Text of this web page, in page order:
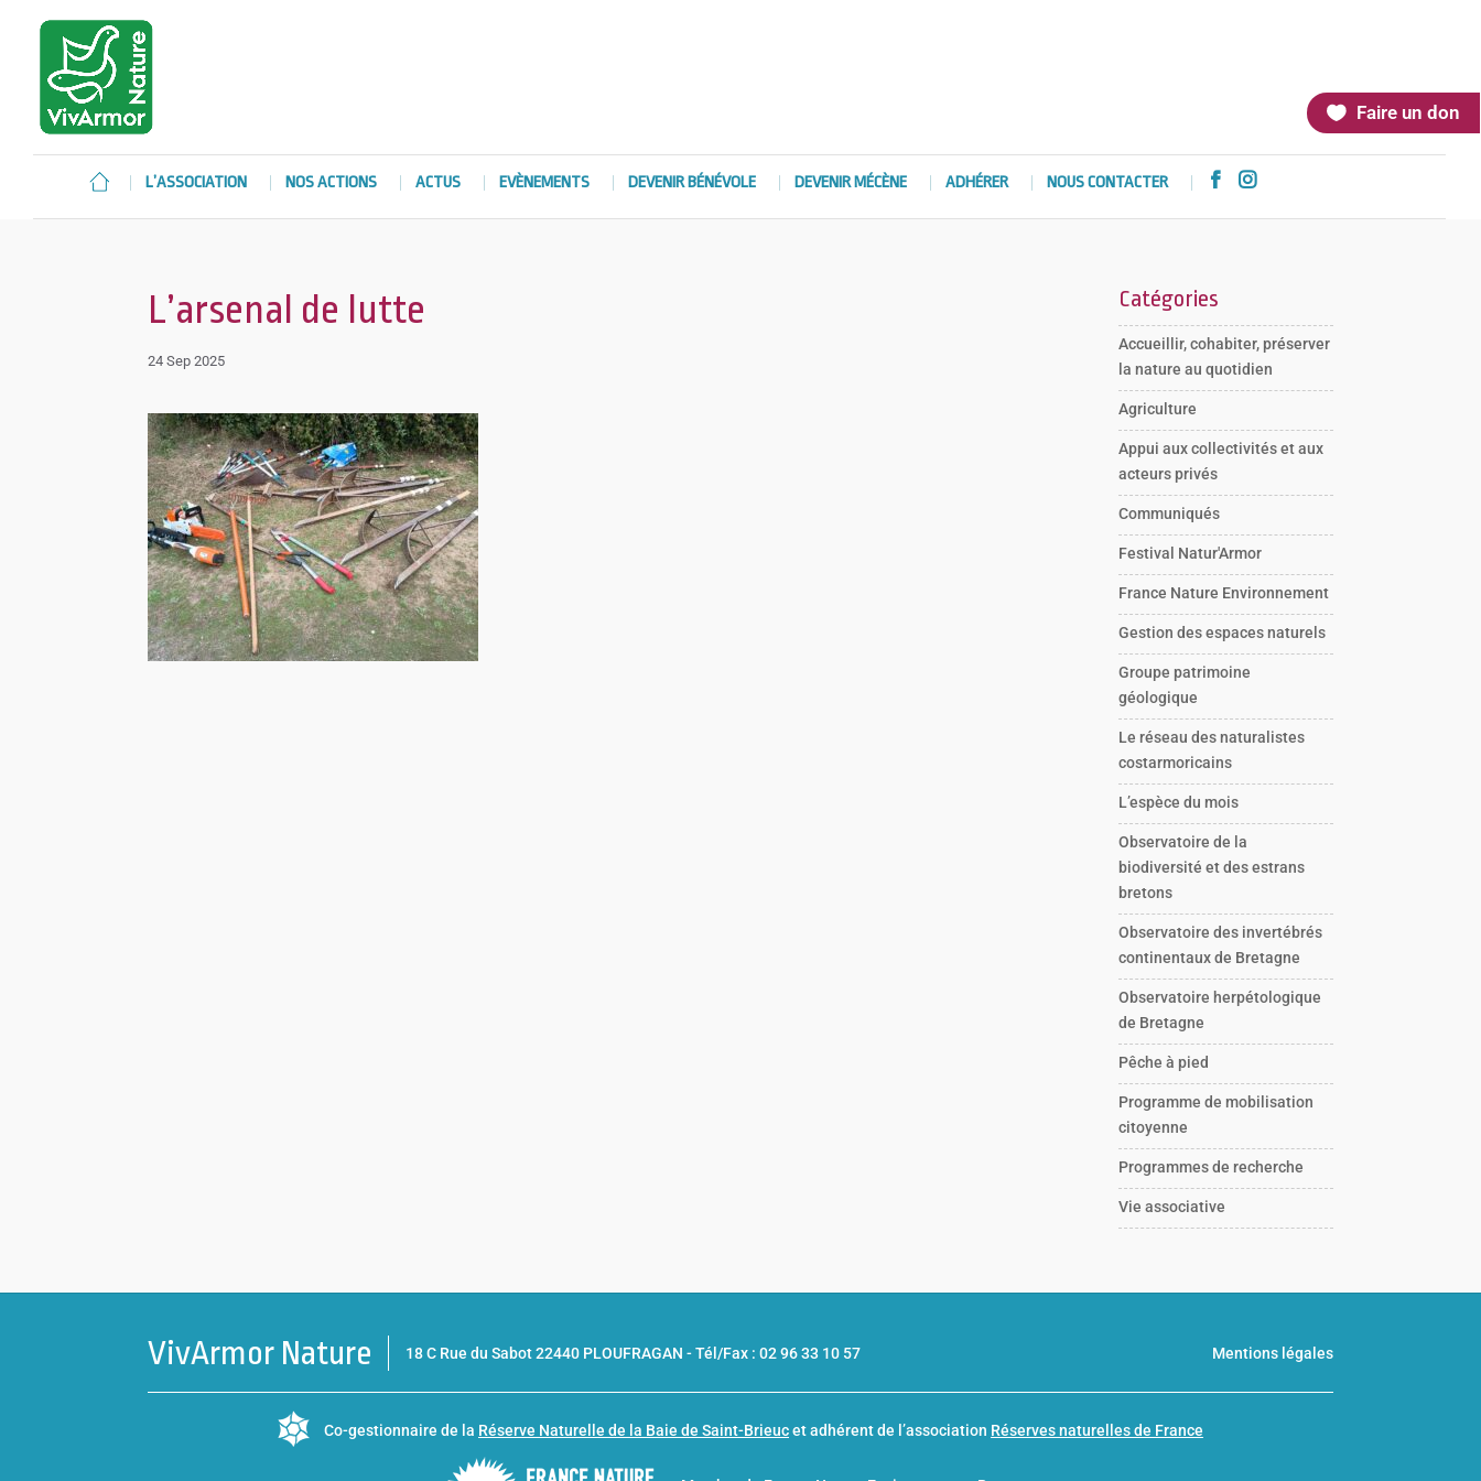
Faire un don
L’ASSOCIATION NOS ACTIONS ACTUS EVÈNEMENTS DEVENIR BÉNÉVOLE DEVENIR MÉCÈNE ADHÉRER NOUS CONTACTER  
L’arsenal de lutte
24 Sep 2025
Catégories
Accueillir, cohabiter, préserver
la nature au quotidien
Agriculture
Appui aux collectivités et aux
acteurs privés
Communiqués
Festival Natur'Armor
France Nature Environnement
Gestion des espaces naturels
Groupe patrimoine
géologique
Le réseau des naturalistes
costarmoricains
L’espèce du mois
Observatoire de la
biodiversité et des estrans
bretons
Observatoire des invertébrés
continentaux de Bretagne
Observatoire herpétologique
de Bretagne
Pêche à pied
Programme de mobilisation
citoyenne
Programmes de recherche
Vie associative
VivArmor Nature 18 C Rue du Sabot 22440 PLOUFRAGAN -Tél/Fax : 02 96 33 10 57 Mentions légales
Co-gestionnaire de la Réserve Naturelle de la Baie de Saint-Brieucet adhérent de l’association Réserves naturelles de France